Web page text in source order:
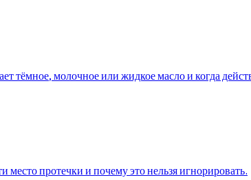
тёмное, молочное или жидкое масло и когда
протечки и почему это нельзя игнорировать.